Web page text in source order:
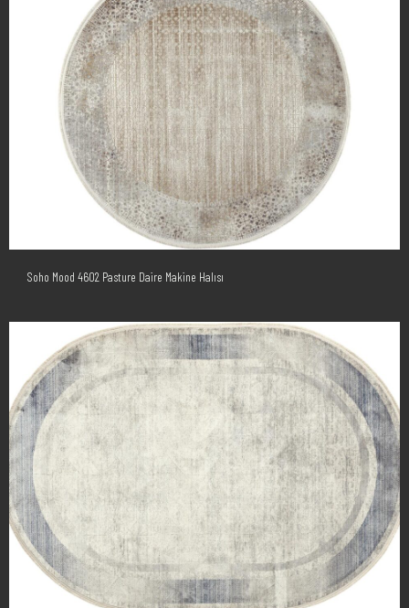
Soho Mood 4602 Pasture Daire Makine Halısı